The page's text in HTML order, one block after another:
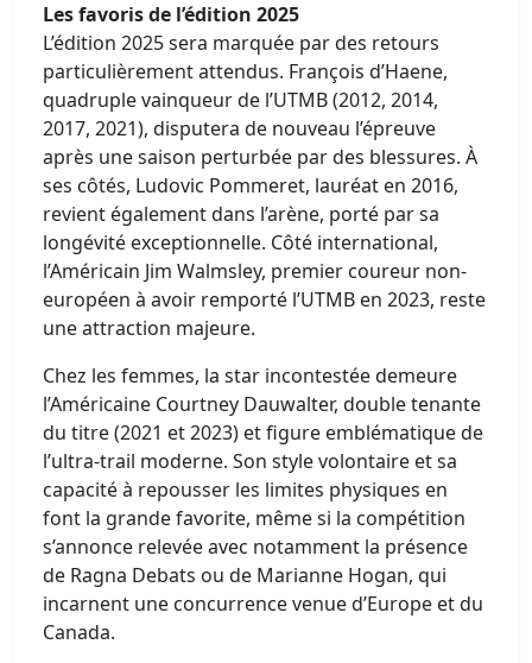
Les favoris de l’édition 2025
L’édition 2025 sera marquée par des retours
particulièrement attendus. François d’Haene,
quadruple vainqueur de l’UTMB (2012, 2014,
2017, 2021), disputera de nouveau l’épreuve
après une saison perturbée par des blessures. À
ses côtés, Ludovic Pommeret, lauréat en 2016,
revient également dans l’arène, porté par sa
longévité exceptionnelle. Côté international,
l’Américain Jim Walmsley, premier coureur non-
européen à avoir remporté l’UTMB en 2023, reste
une attraction majeure.
Chez les femmes, la star incontestée demeure
l’Américaine Courtney Dauwalter, double tenante
du titre (2021 et 2023) et figure emblématique de
l’ultra-trail moderne. Son style volontaire et sa
capacité à repousser les limites physiques en
font la grande favorite, même si la compétition
s’annonce relevée avec notamment la présence
de Ragna Debats ou de Marianne Hogan, qui
incarnent une concurrence venue d’Europe et du
Canada.